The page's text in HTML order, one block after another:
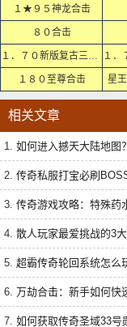
１★９５神龙合击
８０合击
１．７０新版复古三职业
１８０至尊合击 星
相关文章
1. 如何进入撼天大陆地图？
2. 传奇私服打宝必刷
3. 传奇游戏攻略：特殊药
4. 散人玩家最爱挑战的3
5. 超霸传奇轮回系统怎么
6. 万劫合击：新手如何快
7. 如何获取传奇圣域33号